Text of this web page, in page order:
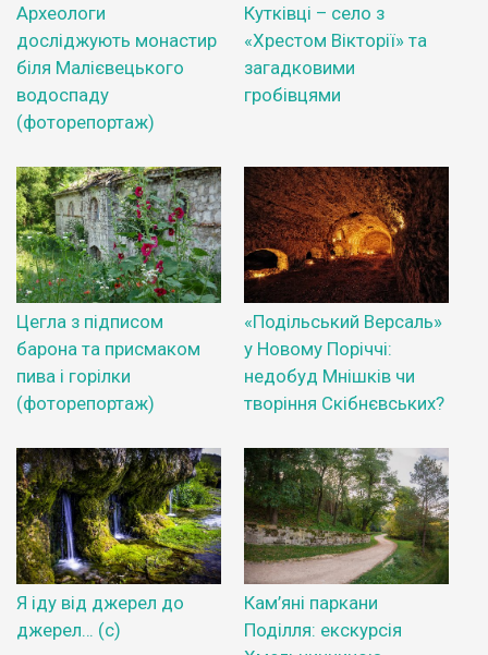
Археологи
досліджують монастир
біля Малієвецького
водоспаду
(фоторепортаж)
Кутківці – село з
«Хрестом Вікторії» та
загадковими
гробівцями
Цегла з підписом
барона та присмаком
пива і горілки
(фоторепортаж)
«Подільський Версаль»
у Новому Поріччі:
недобуд Мнішків чи
творіння Скібнєвських?
Я іду від джерел до
джерел… (с)
Кам’яні паркани
Поділля: екскурсія